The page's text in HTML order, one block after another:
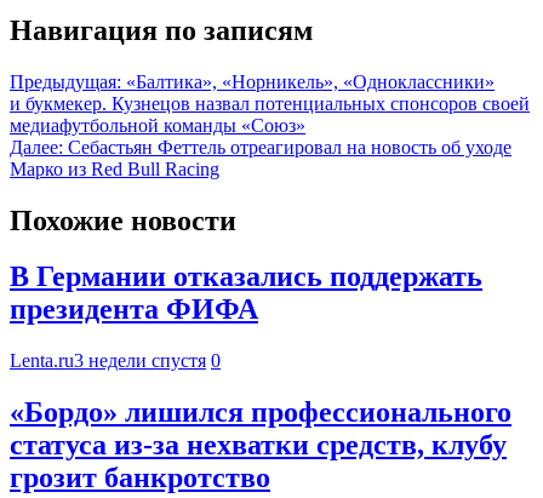
Навигация по записям
Предыдущая: «Балтика», «Норникель», «Одноклассники»
и букмекер. Кузнецов назвал потенциальных спонсоров своей
медиафутбольной команды «Союз»
Далее: Себастьян Феттель отреагировал на новость об уходе
Марко из Red Bull Racing
Похожие новости
В Германии отказались поддержать
президента ФИФА
Lenta.ru3 недели спустя 0
«Бордо» лишился профессионального
статуса из‑за нехватки средств, клубу
грозит банкротство